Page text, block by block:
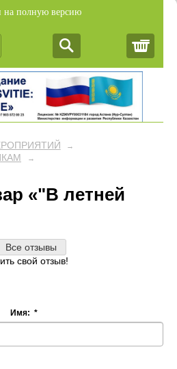
на полную версию
→
→
«"В летней
Все отзывы
свой отзыв!
Имя: *